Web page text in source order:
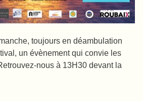
toujours en déambulation
un évènement qui convie les
nous à 13H30 devant la